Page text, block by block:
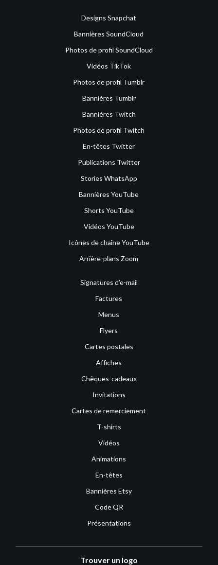
Designs Snapchat
Bannières SoundCloud
Photos de profil SoundCloud
Vidéos TikTok
Photos de profil Tumblr
Bannières Tumblr
Bannières Twitch
Photos de profil Twitch
En-têtes Twitter
Publications Twitter
Stories WhatsApp
Bannières YouTube
Shorts YouTube
Vidéos YouTube
Icônes de chaîne YouTube
Arrière-plans Zoom
Signatures d’e-mail
Factures
Menus
Flyers
Cartes postales
Affiches
Chèques-cadeaux
Invitations
Cartes de remerciement
T-shirts
Vidéos
Animations
En-têtes
Bannières Etsy
Code QR
Présentations
Trouver un logo